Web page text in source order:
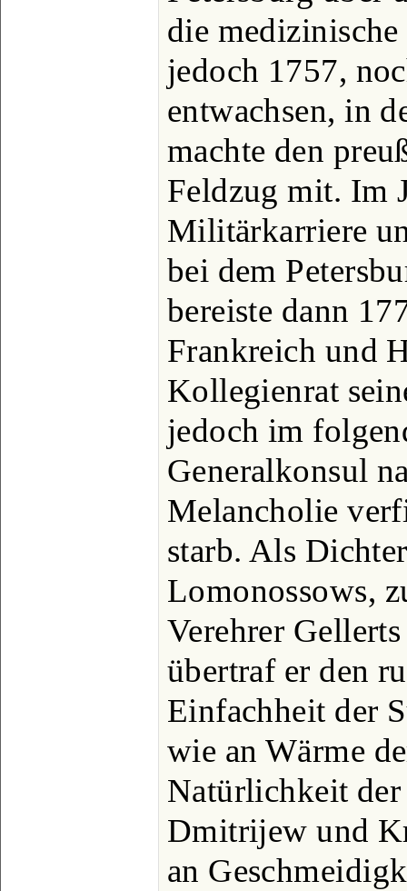
die
jedoch 1757,
entwachsen, in
machte den
Feldzug mit. Im
Militärkarriere
bei dem
bereiste dann
Frankreich und
Kollegienrat
jedoch im
Generalkonsul
Melancholie
starb. Als
Lomonossows,
Verehrer
übertraf er den
Einfachheit der
wie an Wärme
Natürlichkeit der
Dmitrijew und
an